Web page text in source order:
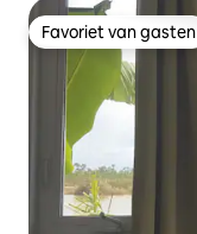
Favoriet van gasten
Favoriet van gasten